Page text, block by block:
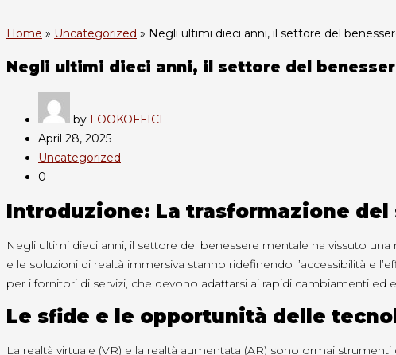
Home » Uncategorized » Negli ultimi dieci anni, il settore del
Negli ultimi dieci anni, il settore del
by LOOKOFFICE
April 28, 2025
Uncategorized
0
Introduzione: La trasformazione
Negli ultimi dieci anni, il settore del benessere mentale ha vissuto
e le soluzioni di realtà immersiva stanno ridefinendo l’accessibilità e
per i fornitori di servizi, che devono adattarsi ai rapidi cambiamenti
Le sfide e le opportunità delle
La realtà virtuale (VR) e la realtà aumentata (AR) sono ormai